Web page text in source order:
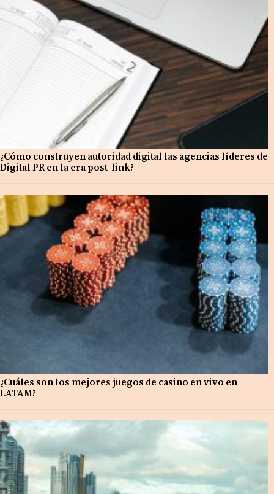
¿Cómo construyen autoridad digital las agencias líderes de
Digital PR en la era post-link?
¿Cuáles son los mejores juegos de casino en vivo en
LATAM?